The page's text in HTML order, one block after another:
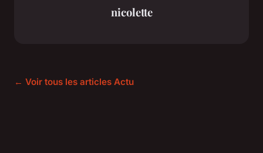
nicolette
← Voir tous les articles Actu